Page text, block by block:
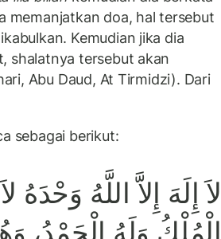
memanjatkan doa, hal tersebut
Kemudian jika dia
shalatnya tersebut akan
Abu Daud, At Tirmidzi). Dari
sebagai berikut:
لاَ إِلَهَ إِلاَّ اللَّهُ